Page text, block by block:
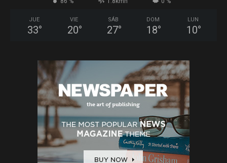
JUE
33°
VIE
20°
SÁB
27°
DOM
18°
LUN
10°